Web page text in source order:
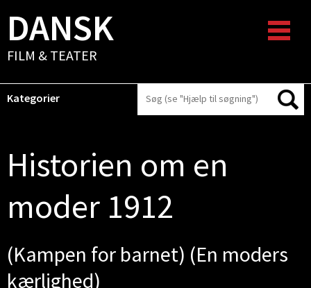
DANSK
FILM & TEATER
Kategorier
Historien om en
moder 1912
(Kampen for barnet) (En moders
kærlighed)